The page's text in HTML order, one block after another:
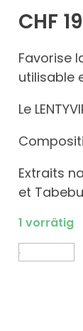
CHF
Favorise
utilisable
Le
Extraits
et
1 vorrätig